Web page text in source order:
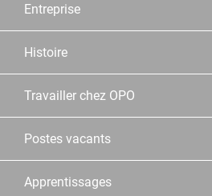
Entreprise
Histoire
Travailler chez OPO
Postes vacants
Apprentissages